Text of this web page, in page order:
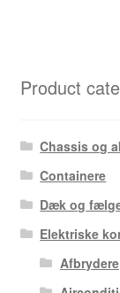
Product
Chassis og
Containere
Dæk og
Elektriske
Afbrydere